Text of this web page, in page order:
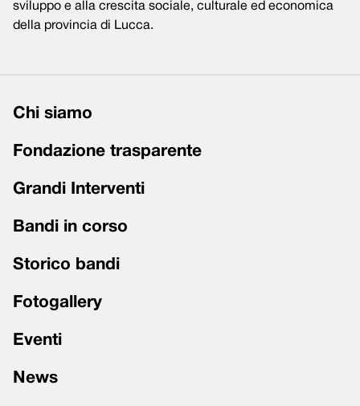
sviluppo e alla crescita sociale, culturale ed economica
della provincia di Lucca.
Chi siamo
Fondazione trasparente
Grandi Interventi
Bandi in corso
Storico bandi
Fotogallery
Eventi
News